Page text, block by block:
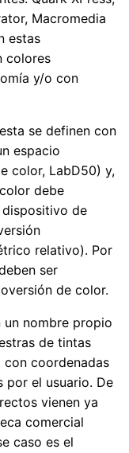
Macromedia
estas
colores
y/o con
se definen con
espacio
color, LabD50) y,
debe
de
relativo). Por
ser
de color.
nombre propio
de tintas
con coordenadas
por el usuario. De
vienen ya
comercial
caso es el